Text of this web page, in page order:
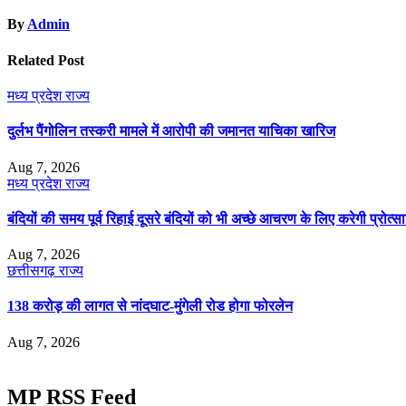
ByAdmin
Related Post
मध्य प्रदेशराज्य
दुर्लभ पैंगोलिन तस्करी मामले में आरोपी की जमानत याचिका खारिज
Aug 7, 2026
मध्य प्रदेशराज्य
बंदियों की समय पूर्व रिहाई दूसरे बंदियों को भी अच्छे आचरण के लिए करेगी
Aug 7, 2026
छत्तीसगढ़राज्य
138 करोड़ की लागत से नांदघाट-मुंगेली रोड होगा फोरलेन
Aug 7, 2026
MP RSS Feed